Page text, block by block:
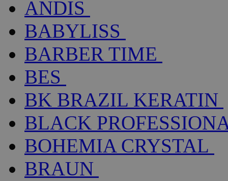
ANDIS
BABYLISS
BARBER TIME
BES
BK BRAZIL KERATIN
BLACK
BOHEMIA CRYSTAL
BRAUN